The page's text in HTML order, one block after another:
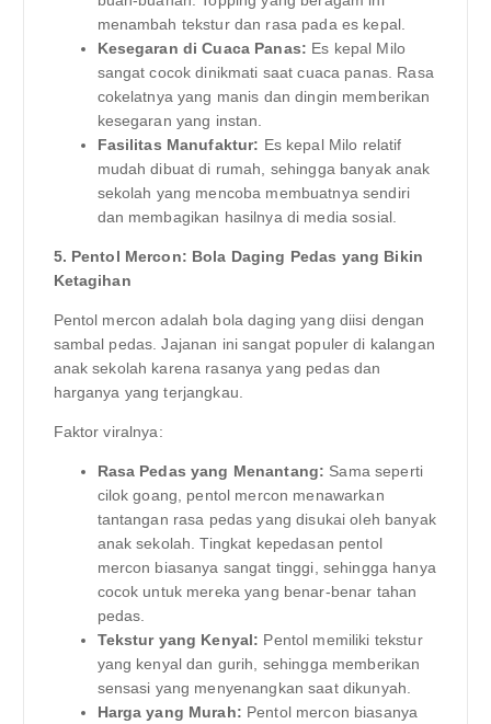
menambah tekstur dan rasa pada es kepal.
Kesegaran di Cuaca Panas: Es kepal Milo
sangat cocok dinikmati saat cuaca panas. Rasa
cokelatnya yang manis dan dingin memberikan
kesegaran yang instan.
Fasilitas Manufaktur: Es kepal Milo relatif
mudah dibuat di rumah, sehingga banyak anak
sekolah yang mencoba membuatnya sendiri
dan membagikan hasilnya di media sosial.
5. Pentol Mercon: Bola Daging Pedas yang Bikin
Ketagihan
Pentol mercon adalah bola daging yang diisi dengan
sambal pedas. Jajanan ini sangat populer di kalangan
anak sekolah karena rasanya yang pedas dan
harganya yang terjangkau.
Faktor viralnya:
Rasa Pedas yang Menantang: Sama seperti
cilok goang, pentol mercon menawarkan
tantangan rasa pedas yang disukai oleh banyak
anak sekolah. Tingkat kepedasan pentol
mercon biasanya sangat tinggi, sehingga hanya
cocok untuk mereka yang benar-benar tahan
pedas.
Tekstur yang Kenyal: Pentol memiliki tekstur
yang kenyal dan gurih, sehingga memberikan
sensasi yang menyenangkan saat dikunyah.
Harga yang Murah: Pentol mercon biasanya